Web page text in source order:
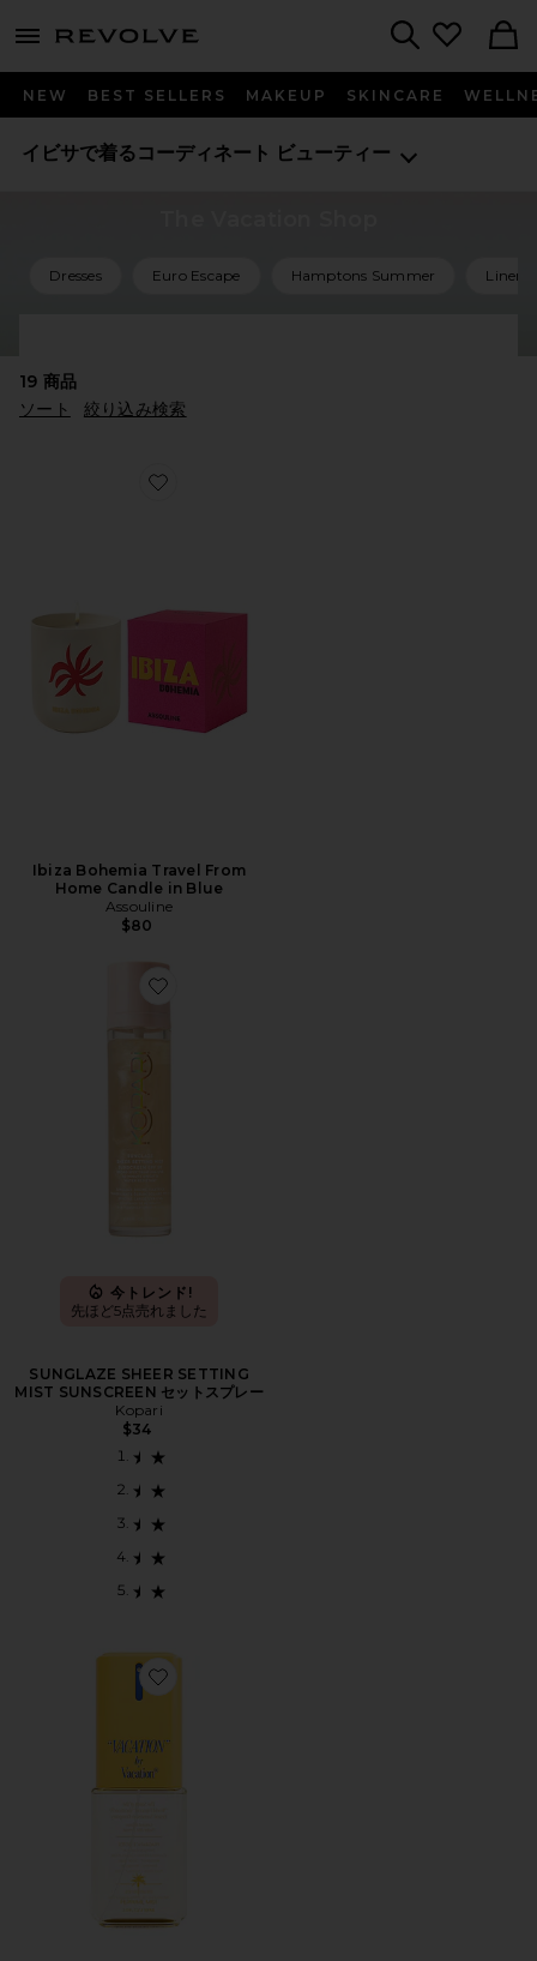
menu - shows more content
NEW BEST SELLERS MAKEUP SKINCARE
イビサで着るコーディネート ビューティー
Dresses Euro Escape Hamptons Summer Linen
19 商品
ソート
絞り込み検索
Favorite Ibiza Bohemia Travel From Home Candle in
Ibiza Bohemia Travel From
Home Candle in Blue
Assouline
$80
Favorite SUNGLAZE SHEER SETTING MIST
今トレンド!
先ほど5点売れました
SUNGLAZE SHEER SETTING
MIST SUNSCREEN セットスプレー
Kopari
$34
Favorite VACATION BODY MIST バケーションボディミ